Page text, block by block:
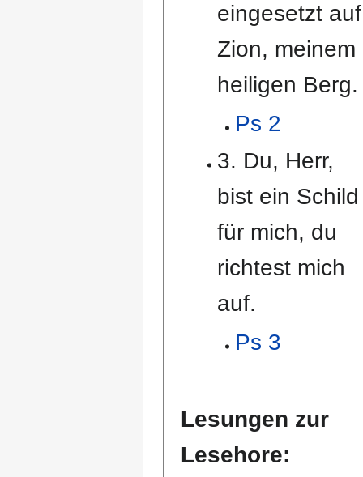
eingesetzt auf
Zion, meinem
heiligen Berg.
Ps 2
3. Du, Herr,
bist ein Schild
für mich, du
richtest mich
auf.
Ps 3
Lesungen zur
Lesehore: